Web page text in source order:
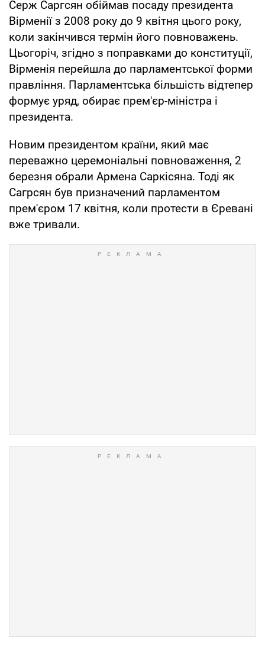
Серж Саргсян обіймав посаду президента
Вірменії з 2008 року до 9 квітня цього року,
коли закінчився термін його повноважень.
Цьогоріч, згідно з поправками до конституції,
Вірменія перейшла до парламентської форми
правління. Парламентська більшість відтепер
формує уряд, обирає прем'єр-міністра і
президента.
Новим президентом країни, який має
переважно церемоніальні повноваження, 2
березня обрали Армена Саркісяна. Тоді як
Сагрсян був призначений парламентом
прем'єром 17 квітня, коли протести в Єревані
вже тривали.